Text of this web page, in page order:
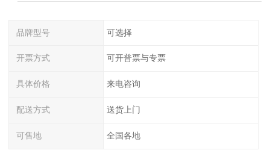
品牌型号 可选择
开票方式 可开普票与专票
具体价格 来电咨询
配送方式 送货上门
可售地 全国各地